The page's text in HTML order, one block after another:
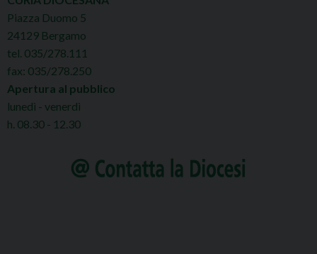
Piazza Duomo 5
24129 Bergamo
tel. 035/278.111
fax: 035/278.250
Apertura al pubblico
lunedì - venerdì
h. 08.30 - 12.30